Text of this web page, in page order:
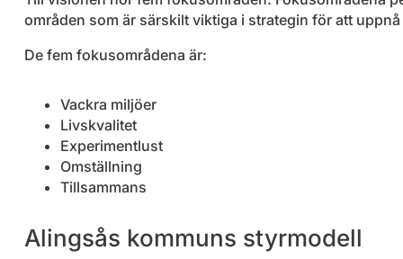
områden som är särskilt viktiga i strategin för att
De fem fokusområdena är:
Vackra miljöer
Livskvalitet
Experimentlust
Omställning
Tillsammans
Alingsås kommuns styrmodell